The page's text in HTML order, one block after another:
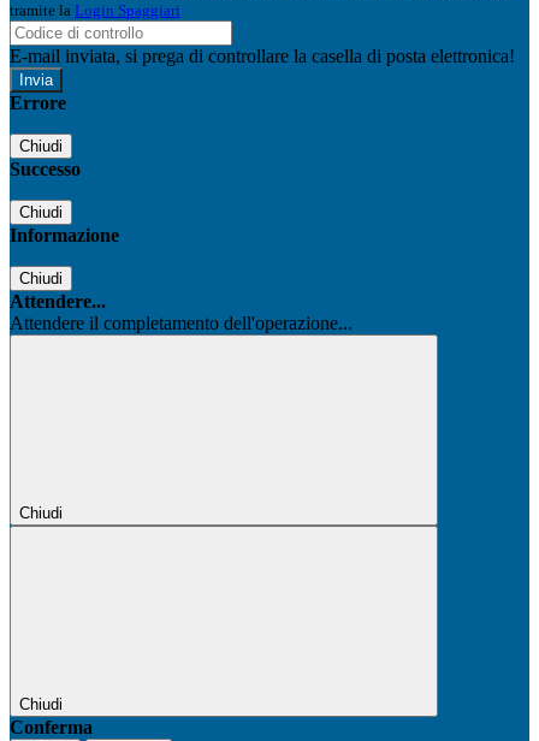
tramite la Login Spaggiari
E-mail inviata, si prega di controllare la casella di posta elettronica!
Errore
Chiudi
Successo
Chiudi
Informazione
Chiudi
Attendere...
Attendere il completamento dell'operazione...
Chiudi
Chiudi
Conferma